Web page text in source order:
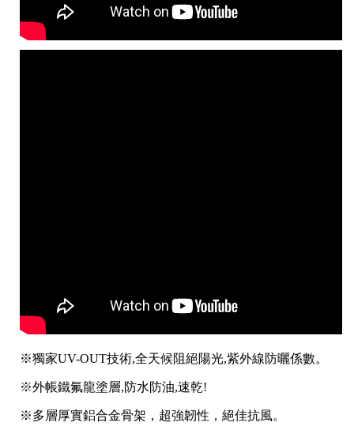
※獨家UV-OUT技術,全天候阻絕陽光,紫外線防曬係數。
※外帳鐵氟龍塗層,防水防油,速乾!
※多層厚實鋁合金骨架，超強韌性，絕佳抗風。